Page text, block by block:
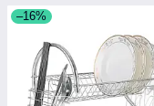
–16%